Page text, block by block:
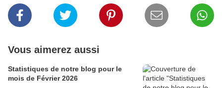
Vous aimerez aussi
Statistiques de notre blog pour le
mois de Février 2026